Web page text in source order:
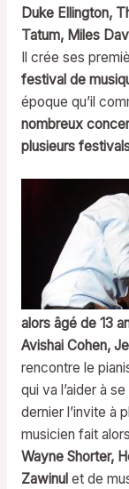
Duke Ellington,
Tatum, Miles
Il crée ses
festival de
époque qu’il
nombreux
plusieurs
alors âgé de 13
Avishai Cohen,
rencontre le
qui va l’aider à
dernier l’invite à
musicien fait
Wayne Shorter,
Zawinul et de